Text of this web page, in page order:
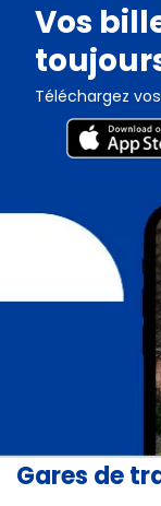
Vos
Téléchargez
Gares de